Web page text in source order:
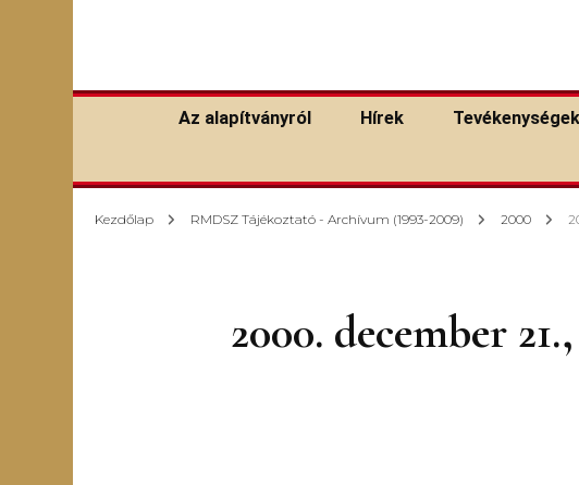
Az alapítványról Hírek Tevékenységek
Képzések
Könyvkiadás
Kezdőlap RMDSZ Tájékoztató - Archívum (1993-2009) 2000
2000. december